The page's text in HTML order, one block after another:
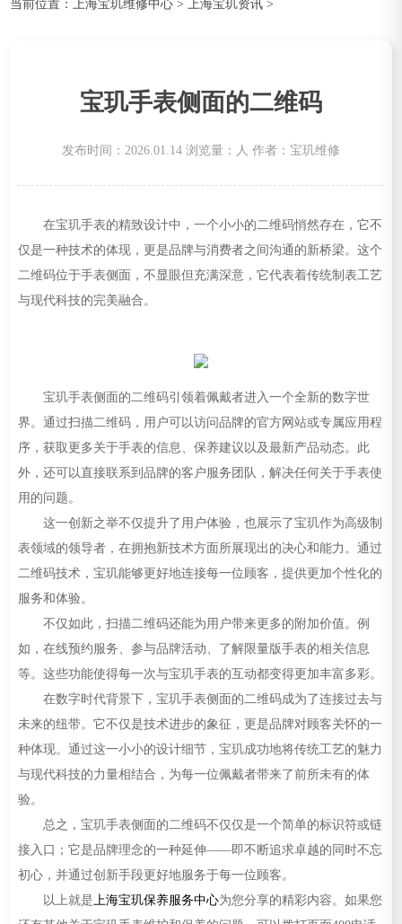
当前位置： 上海宝玑维修中心 > 上海宝玑资讯 >
宝玑手表侧面的二维码
发布时间：2026.01.14 浏览量： 人 作者：宝玑维修
在宝玑手表的精致设计中，一个小小的二维码悄然存在，它不
仅是一种技术的体现，更是品牌与消费者之间沟通的新桥梁。这个
二维码位于手表侧面，不显眼但充满深意，它代表着传统制表工艺
与现代科技的完美融合。
宝玑手表侧面的二维码引领着佩戴者进入一个全新的数字世
界。通过扫描二维码，用户可以访问品牌的官方网站或专属应用程
序，获取更多关于手表的信息、保养建议以及最新产品动态。此
外，还可以直接联系到品牌的客户服务团队，解决任何关于手表使
用的问题。
这一创新之举不仅提升了用户体验，也展示了宝玑作为高级制
表领域的领导者，在拥抱新技术方面所展现出的决心和能力。通过
二维码技术，宝玑能够更好地连接每一位顾客，提供更加个性化的
服务和体验。
不仅如此，扫描二维码还能为用户带来更多的附加价值。例
如，在线预约服务、参与品牌活动、了解限量版手表的相关信息
等。这些功能使得每一次与宝玑手表的互动都变得更加丰富多彩。
在数字时代背景下，宝玑手表侧面的二维码成为了连接过去与
未来的纽带。它不仅是技术进步的象征，更是品牌对顾客关怀的一
种体现。通过这一小小的设计细节，宝玑成功地将传统工艺的魅力
与现代科技的力量相结合，为每一位佩戴者带来了前所未有的体
验。
总之，宝玑手表侧面的二维码不仅仅是一个简单的标识符或链
接入口；它是品牌理念的一种延伸——即不断追求卓越的同时不忘
初心，并通过创新手段更好地服务于每一位顾客。
以上就是 上海宝玑保养服务中心为您分享的精彩内容。如果您